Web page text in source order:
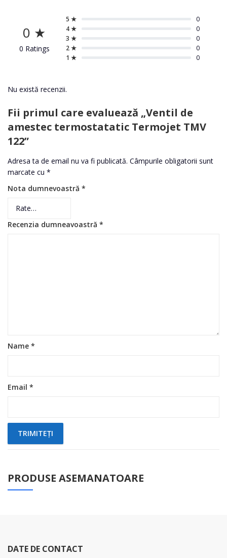
0 ★
0 Ratings
5 ★
0
4 ★
0
3 ★
0
2 ★
0
1 ★
0
Nu există recenzii.
Fii primul care evaluează „Ventil de
amestec termostatatic Termojet TMV
122”
Adresa ta de email nu va fi publicată. Câmpurile obligatorii sunt
marcate cu *
Nota dumnevoastră *
Recenzia dumneavoastră *
Name *
Email *
PRODUSE ASEMANATOARE
DATE DE CONTACT